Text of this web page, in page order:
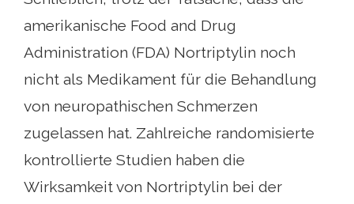
amerikanische Food and Drug
Administration (FDA) Nortriptylin noch
nicht als Medikament für die Behandlung
von neuropathischen Schmerzen
zugelassen hat. Zahlreiche randomisierte
kontrollierte Studien haben die
Wirksamkeit von Nortriptylin bei der